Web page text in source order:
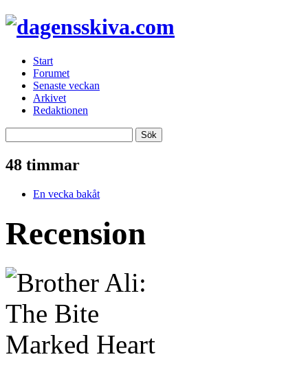
Start
Forumet
Senaste veckan
Arkivet
Redaktionen
48 timmar
En vecka bakåt
Recension